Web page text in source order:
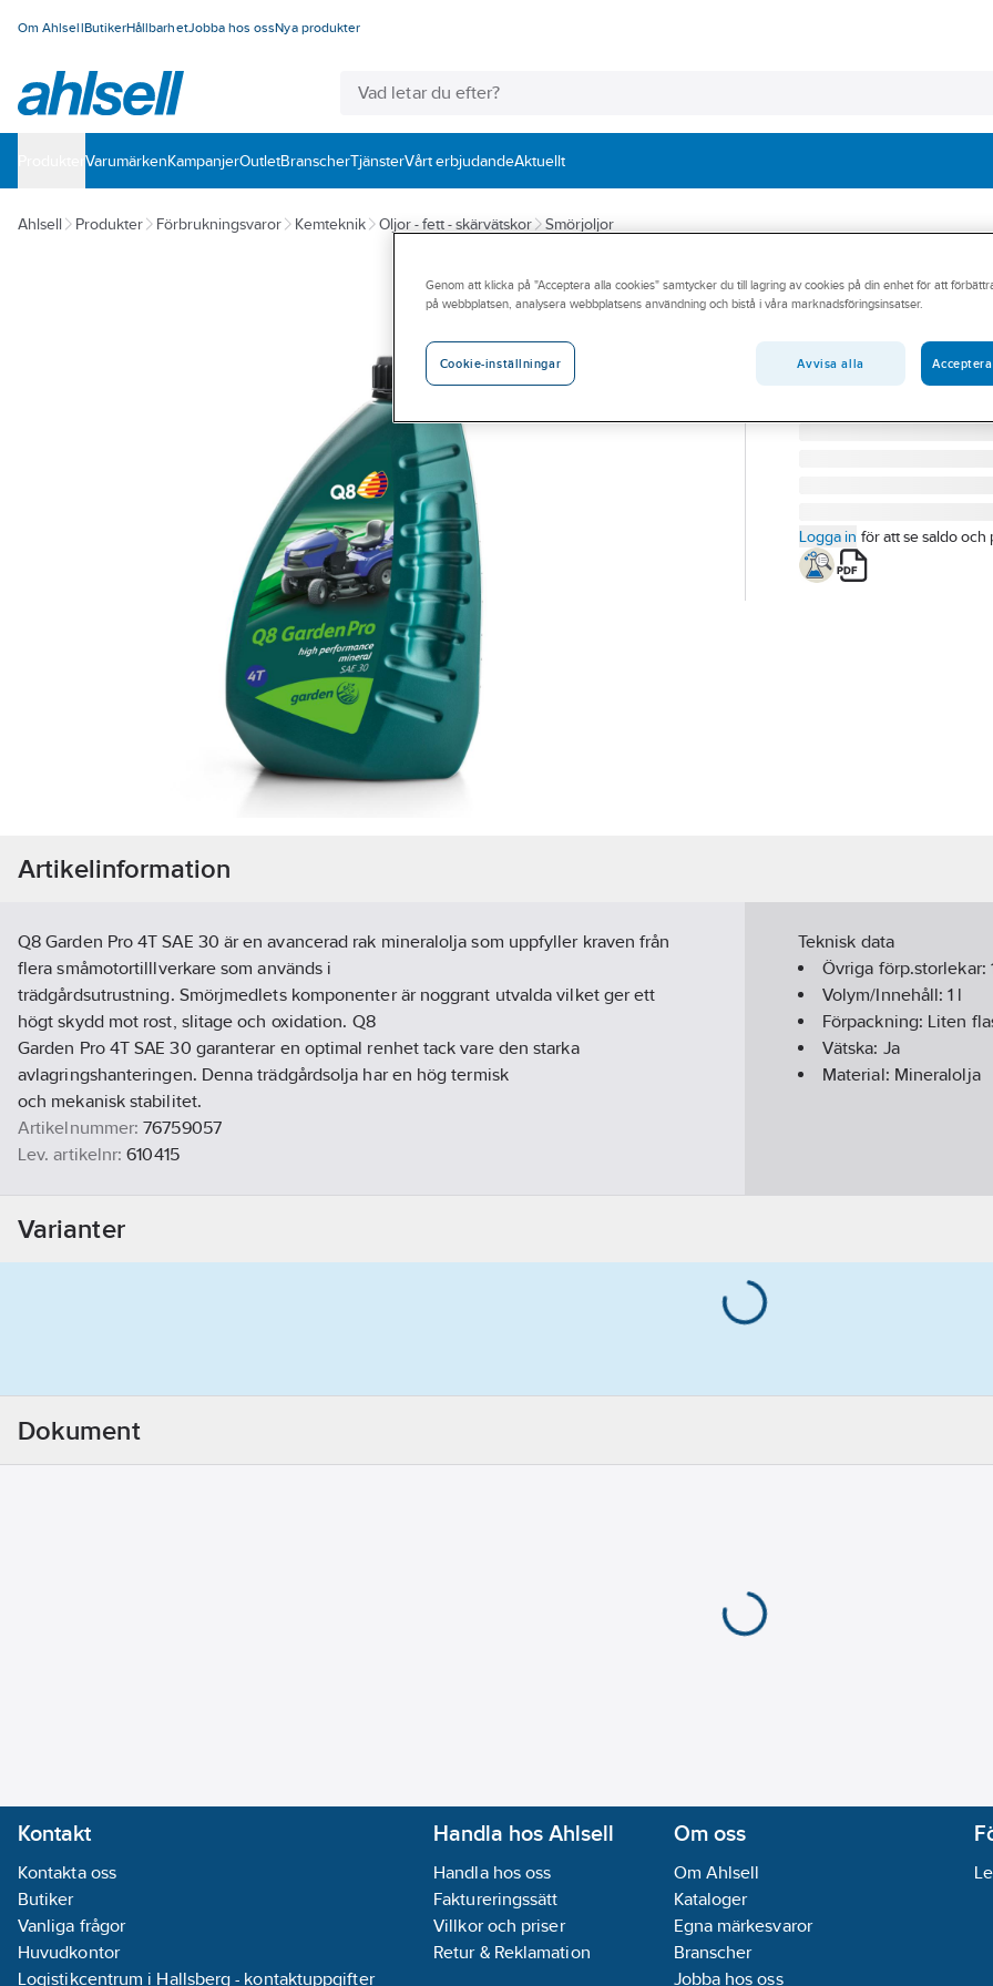
Om AhlsellButikerHållbarhetJobba hos ossNya produkter
VarumärkenKampanjerOutletBranscherTjänsterVårt erbjudandeAktuellt
Ahlsell Produkter Förbrukningsvaror Kemteknik Oljor - fett - skärvätskor Smörjoljor
Q8OILS
Q8 Garden Pro
MOTOROLJA Q8
Artikelnummer:
76759057
610415
Logga in för att se saldo och
Artikelinformation
Q8 Garden Pro 4T SAE 30 är en avancerad rak mineralolja som uppfyller kraven från
flera småmotortilllverkare som används i
trädgårdsutrustning. Smörjmedlets komponenter är noggrant utvalda vilket ger ett
högt skydd mot rost, slitage och oxidation. Q8
Garden Pro 4T SAE 30 garanterar en optimal renhet tack vare den starka
avlagringshanteringen. Denna trädgårdsolja har en hög termisk
och mekanisk stabilitet.
Artikelnummer: 76759057
Lev. artikelnr: 610415
Teknisk data
Övriga förp.storlekar:
Volym/Innehåll:1 l
Förpackning: Liten
Vätska: Ja
Material: Mineralolja
Varianter
Dokument
Kontakt
Kontakta oss
Butiker
Vanliga frågor
Huvudkontor
Logistikcentrum i Hallsberg - kontaktuppgifter
Handla hos Ahlsell
Handla hos oss
Faktureringssätt
Villkor och priser
Retur & Reklamation
Om oss
Om Ahlsell
Kataloger
Egna märkesvaror
Branscher
Jobba hos oss
Genom att klicka på "Acceptera alla cookies" samtycker du till lagring av cookies på din enhet för att
på webbplatsen, analysera webbplatsens användning och bistå i våra marknadsföringsinsatser.
Cookie-inställningar Avvisa alla